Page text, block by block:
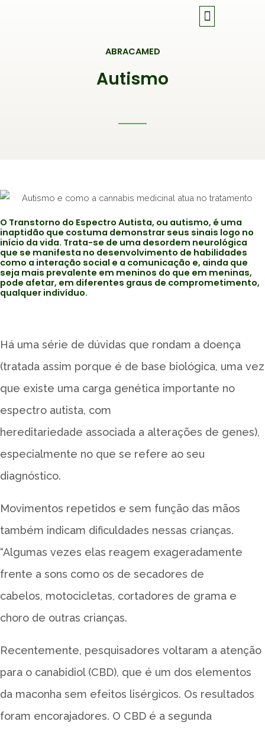
ABRACAMED
Autismo
O Transtorno do Espectro Autista, ou autismo, é uma
inaptidão que costuma demonstrar seus sinais logo no
início da vida. Trata-se de uma desordem neurológica
que se manifesta no desenvolvimento de habilidades
como a interação social e a comunicação e, ainda que
seja mais prevalente em meninos do que em meninas,
pode afetar, em diferentes graus de comprometimento,
qualquer indivíduo.
Há uma série de dúvidas que rondam a doença
(tratada assim porque é de base biológica, uma vez
que existe uma carga genética importante no
espectro autista, com
hereditariedade associada a alterações de genes),
especialmente no que se refere ao seu
diagnóstico.
Movimentos repetidos e sem função das mãos
também indicam dificuldades nessas crianças.
“Algumas vezes elas reagem exageradamente
frente a sons como os de secadores de
cabelos, motocicletas, cortadores de grama e
choro de outras crianças.
Recentemente, pesquisadores voltaram a atenção
para o canabidiol (CBD), que é um dos elementos
da maconha sem efeitos lisérgicos. Os resultados
foram encorajadores. O CBD é a segunda